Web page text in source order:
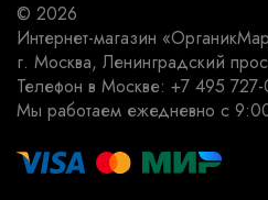
© 2026
Интернет-магазин
г. Москва, Ленинградский
Телефон в Москве: +7 495
Мы работаем ежедневно с